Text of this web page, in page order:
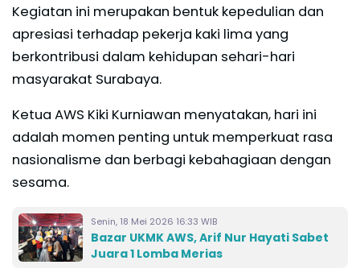
Kegiatan ini merupakan bentuk kepedulian dan
apresiasi terhadap pekerja kaki lima yang
berkontribusi dalam kehidupan sehari-hari
masyarakat Surabaya.
Ketua AWS Kiki Kurniawan menyatakan, hari ini
adalah momen penting untuk memperkuat rasa
nasionalisme dan berbagi kebahagiaan dengan
sesama.
Senin, 18 Mei 2026 16:33 WIB
Bazar UKMK AWS, Arif Nur Hayati Sabet
Juara 1 Lomba Merias